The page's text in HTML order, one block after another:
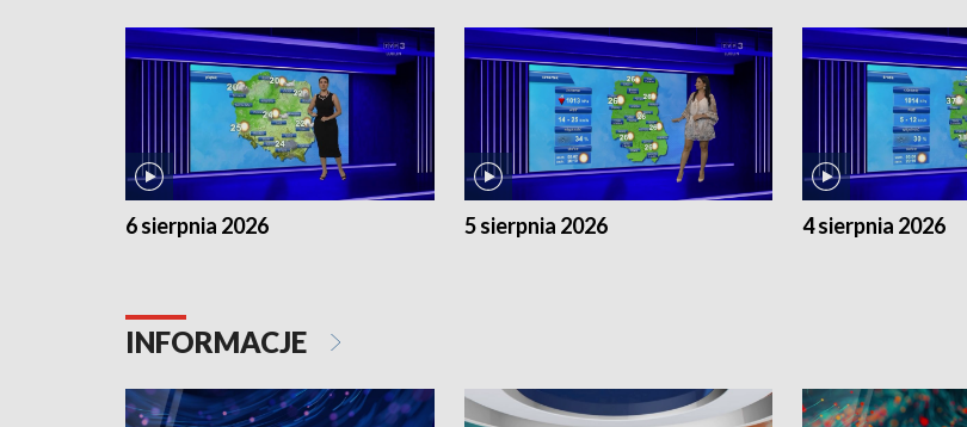
6 sierpnia 2026 5 sierpnia 2026 4 sierpnia 2026
INFORMACJE